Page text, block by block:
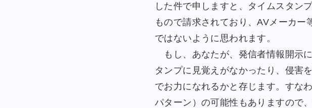
した件で申しますと、タイムスタン
もので請求されており、AVメーカ
ではないように思われます。
もし、あなたが、発信者情報開示
タンプに見覚えがなかったり、侵害
でお力になれるかと存じます。すな
パターン）の可能性もありますので